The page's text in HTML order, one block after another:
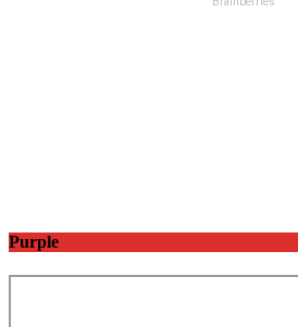
Purple